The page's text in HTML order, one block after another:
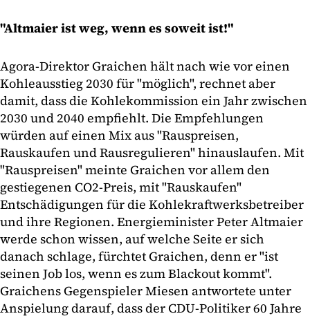
"Altmaier ist weg, wenn es soweit ist!"
Agora-Direktor Graichen hält nach wie vor einen
Kohleausstieg 2030 für "möglich", rechnet aber
damit, dass die Kohlekommission ein Jahr zwischen
2030 und 2040 empfiehlt. Die Empfehlungen
würden auf einen Mix aus "Rauspreisen,
Rauskaufen und Rausregulieren" hinauslaufen. Mit
"Rauspreisen" meinte Graichen vor allem den
gestiegenen CO2-Preis, mit "Rauskaufen"
Entschädigungen für die Kohlekraftwerksbetreiber
und ihre Regionen. Energieminister Peter Altmaier
werde schon wissen, auf welche Seite er sich
danach schlage, fürchtet Graichen, denn er "ist
seinen Job los, wenn es zum Blackout kommt".
Graichens Gegenspieler Miesen antwortete unter
Anspielung darauf, dass der CDU-Politiker 60 Jahre